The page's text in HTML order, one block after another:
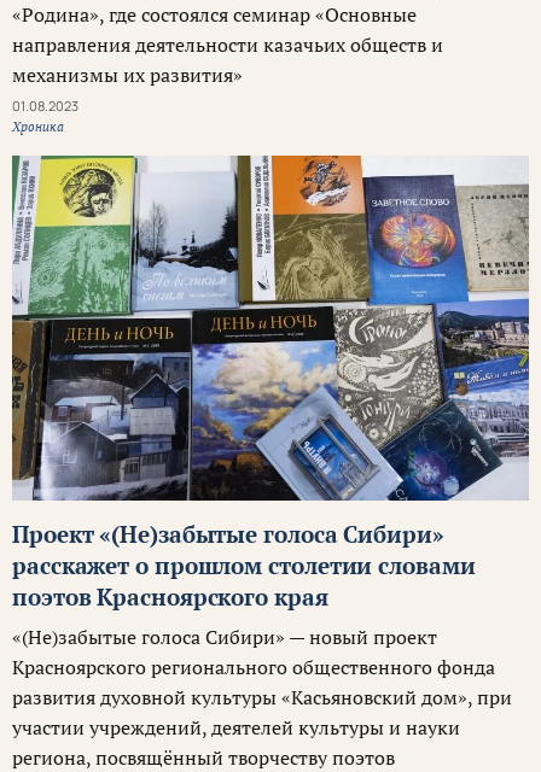
«Родина», где состоялся семинар «Основные
направления деятельности казачьих обществ и
механизмы их развития»
01.08.2023
Хроника
Проект «(Не)забытые голоса Сибири»
расскажет о прошлом столетии словами
поэтов Красноярского края
«(Не)забытые голоса Сибири» — новый проект
Красноярского регионального общественного фонда
развития духовной культуры «Касьяновский дом», при
участии учреждений, деятелей культуры и науки
региона, посвящённый творчеству поэтов